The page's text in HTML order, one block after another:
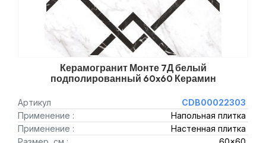
Керамогранит Монте 7Д белый
подполированный 60x60 Керамин
Артикул
CDB00022303
Применение :
Напольная плитка
Применение :
Настенная плитка